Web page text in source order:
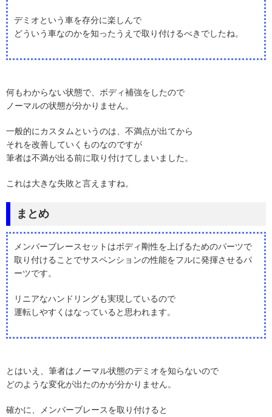
デミオという車を存分に楽しんで
どういう車なのかを知ったうえで取り付けるべきでしたね。
何もわからない状態で、ボディ補強をしたので
ノーマルの状態が分かりません。
一般的にカスタムというのは、不満点が出てから
それを改善していくものなのですが
筆者は不満が出る前に取り付けてしまいました。
これは大きな失敗と言えますね。
まとめ
メンバーブレースセットはボディ剛性を上げるためのパーツで
取り付けることでサスペンションの性能をフルに発揮させるパ
ーツです。
リニアなハンドリングも実現しているので
運転しやすくはなっていると思われます。
とはいえ、筆者はノーマル状態のデミオを知らないので
どのような変化が出たのかが分かりません。
確かに、メンバーブレースを取り付けると